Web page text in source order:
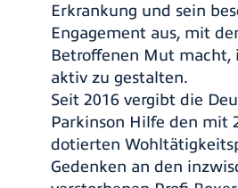
Erkrankung und sein
Engagement aus, mit
Betroffenen Mut macht,
aktiv zu gestalten.
Seit 2016 vergibt die
Parkinson Hilfe den mit
dotierten
Gedenken an den